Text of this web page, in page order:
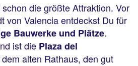
die größte Attraktion. Vor
von Valencia entdeckst Du für
Bauwerke und Plätze.
ist die Plaza del
alten Rathaus, den gut